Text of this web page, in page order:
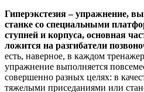
Гиперэкстезия – упражнение,
станке со специальными
ступней и корпуса, основная
ложится на разгибатели
есть, наверное, в каждом
упражнение выполняется
совершенно разных целях: в
тяжелыми приседаниями или